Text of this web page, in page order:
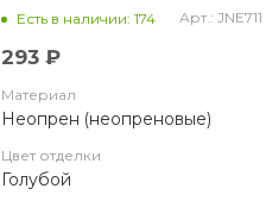
желто-голубые
Есть в наличии: 174 Арт.: JNE711
293 ₽
Материал
Неопрен (неопреновые)
Цвет отделки
Голубой